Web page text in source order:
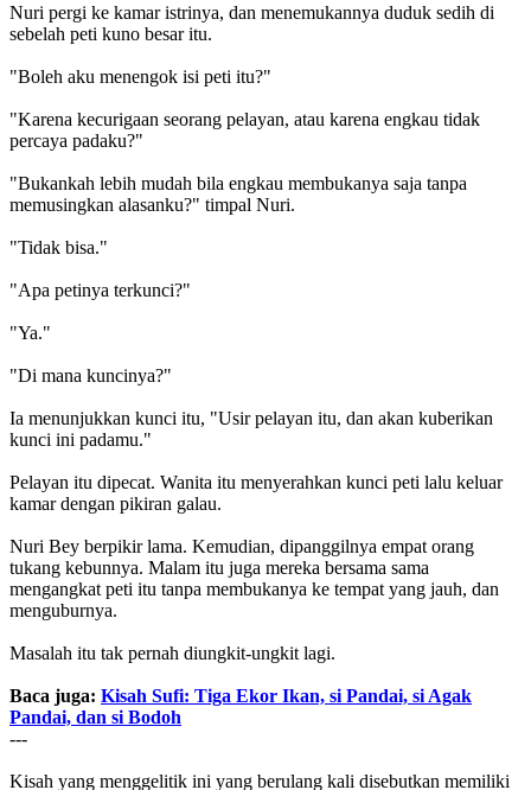
Nuri pergi ke kamar istrinya, dan menemukannya duduk sedih di
sebelah peti kuno besar itu.
"Boleh aku menengok isi peti itu?"
"Karena kecurigaan seorang pelayan, atau karena engkau tidak
percaya padaku?"
"Bukankah lebih mudah bila engkau membukanya saja tanpa
memusingkan alasanku?" timpal Nuri.
"Tidak bisa."
"Apa petinya terkunci?"
"Ya."
"Di mana kuncinya?"
Ia menunjukkan kunci itu, "Usir pelayan itu, dan akan kuberikan
kunci ini padamu."
Pelayan itu dipecat. Wanita itu menyerahkan kunci peti lalu keluar
kamar dengan pikiran galau.
Nuri Bey berpikir lama. Kemudian, dipanggilnya empat orang
tukang kebunnya. Malam itu juga mereka bersama sama
mengangkat peti itu tanpa membukanya ke tempat yang jauh, dan
menguburnya.
Masalah itu tak pernah diungkit-ungkit lagi.
Baca juga: Kisah Sufi: Tiga Ekor Ikan, si Pandai, si Agak
Pandai, dan si Bodoh
---
Kisah yang menggelitik ini yang berulang kali disebutkan memiliki